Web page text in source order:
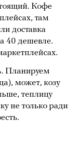
Кофе
там
доставка
40 дешевле.
Планируем
может, козу
теплицу
не только ради